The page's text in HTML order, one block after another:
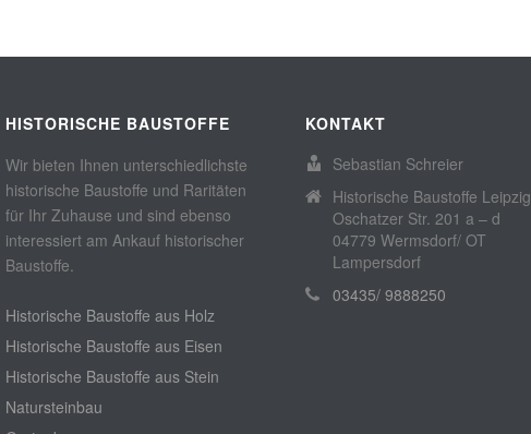
HISTORISCHE BAUSTOFFE
Wir bieten Ihnen unterschiedlichste
historische Baustoffe und Raritäten
für Ihr Zuhause und sind ebenso
interessiert am Ankauf historischer
Baustoffe.
Historische Baustoffe aus Holz
Historische Baustoffe aus Eisen
Historische Baustoffe aus Stein
Natursteinbau
KONTAKT
Sebastian Schreier
Historische Baustoffe Leipzig
Oschatzer Str. 201 a – d
04779 Wermsdorf/ OT
Lampersdorf
03435/ 9888250